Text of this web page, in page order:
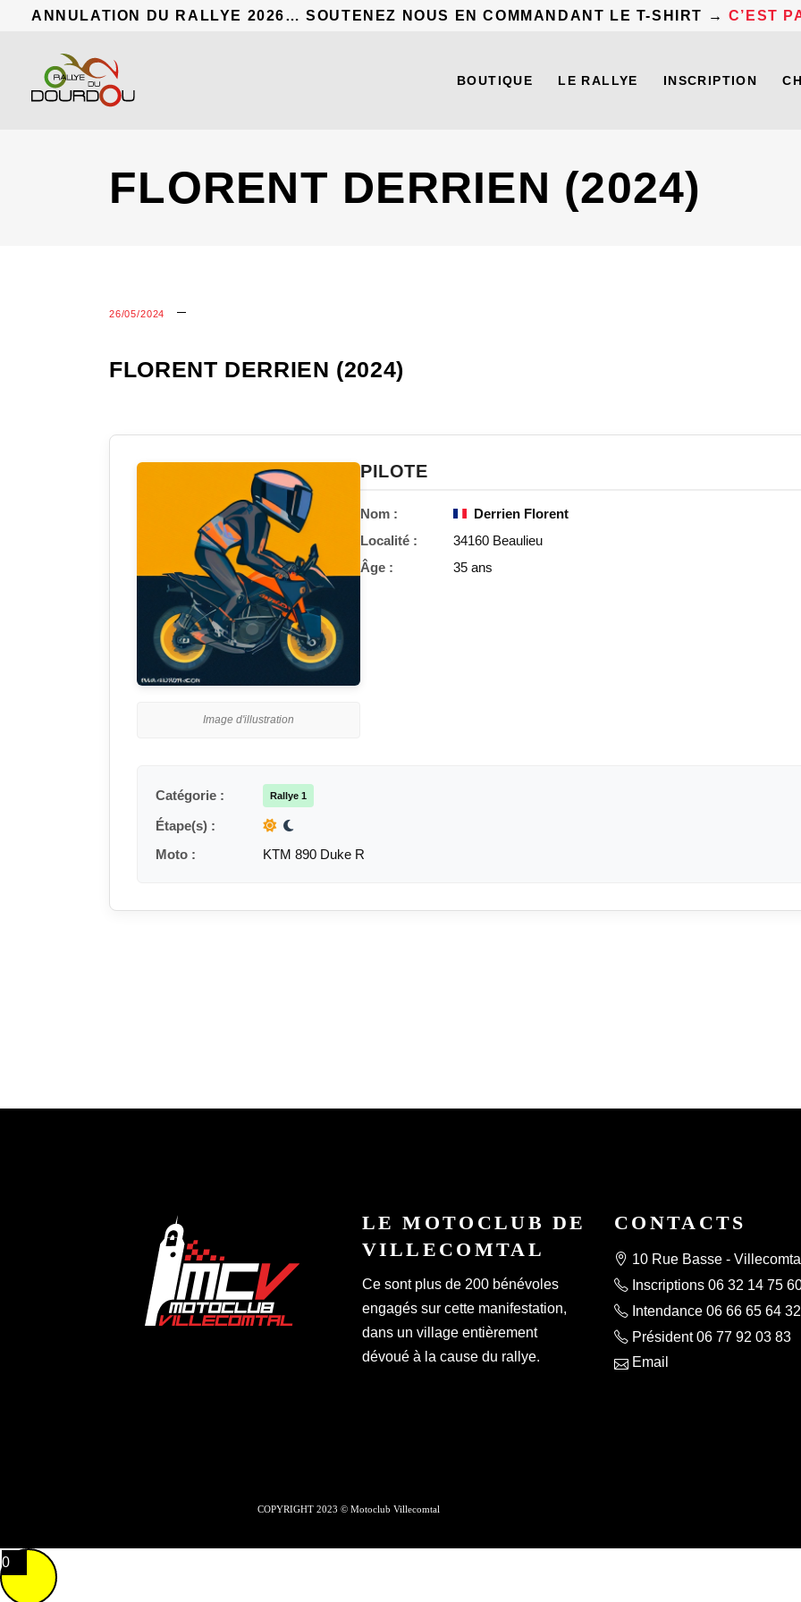
ANNULATION DU RALLYE 2026… SOUTENEZ NOUS EN COMMANDANT LE T-SHIRT → C’EST
BOUTIQUE LE RALLYE INSCRIPTION
FLORENT DERRIEN (2024)
26/05/2024
FLORENT DERRIEN (2024)
Image d'illustration
PILOTE
Nom :
Derrien Florent
Localité :
34160 Beaulieu
Âge :
35 ans
Catégorie : Rallye 1
Étape(s) :
Moto :
KTM 890 Duke R
LE MOTOCLUB DE
VILLECOMTAL
Ce sont plus de 200 bénévoles
engagés sur cette manifestation,
dans un village entièrement
dévoué à la cause du rallye.
CONTACTS
10 Rue Basse -
Inscriptions 06 32 14 75
Intendance 06 66 65 64 32
Président 06 77 92 03 83
Email
COPYRIGHT 2023 © Motoclub Villecomtal
0